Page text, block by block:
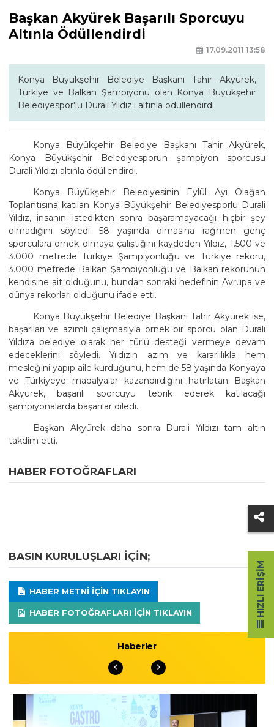
Başkan Akyürek Başarılı Sporcuyu
Altınla Ödüllendirdi
17.09.2011 13:58
Konya Büyükşehir Belediye Başkanı Tahir Akyürek,
Türkiye ve Balkan Şampiyonu olan Konya Büyükşehir
Belediyespor'lu Durali Yıldız'ı altınla ödüllendirdi.
Konya Büyükşehir Belediye Başkanı Tahir Akyürek,
Konya Büyükşehir Belediyesporun şampiyon sporcusu
Durali Yıldızı altınla ödüllendirdi.
Konya Büyükşehir Belediyesinin Eylül Ayı Olağan
Toplantısına katılan Konya Büyükşehir Belediyesporlu Durali
Yıldız, insanın istedikten sonra başaramayacağı hiçbir şey
olmadığını söyledi. 58 yaşında olmasına rağmen genç
sporculara örnek olmaya çalıştığını kaydeden Yıldız, 1.500 ve
3.000 metrede Türkiye Şampiyonluğu ve Türkiye rekoru,
3.000 metrede Balkan Şampiyonluğu ve Balkan rekorunun
kendisine ait olduğunu, bundan sonraki hedefinin Avrupa ve
dünya rekorları olduğunu ifade etti.
Konya Büyükşehir Belediye Başkanı Tahir Akyürek ise,
başarıları ve azimli çalışmasıyla örnek bir sporcu olan Durali
Yıldıza belediye olarak her türlü desteği vermeye devam
edeceklerini söyledi. Yıldızın azim ve kararlılıkla hem
mesleğini yapıp aile kurduğunu, hem de 58 yaşında Konyaya
ve Türkiyeye madalyalar kazandırdığını hatırlatan Başkan
Akyürek, başarılı sporcuyu tebrik ederek katılacağı
şampiyonalarda başarılar diledi.
Başkan Akyürek daha sonra Durali Yıldızı tam altın
takdim etti.
HABER FOTOĞRAFLARI
BASIN KURULUŞLARI IÇIN;
HABER METNI IÇIN TIKLAYIN
HABER FOTOĞRAFLARI IÇIN TIKLAYIN
Haberler
HIZLI ERIŞIM